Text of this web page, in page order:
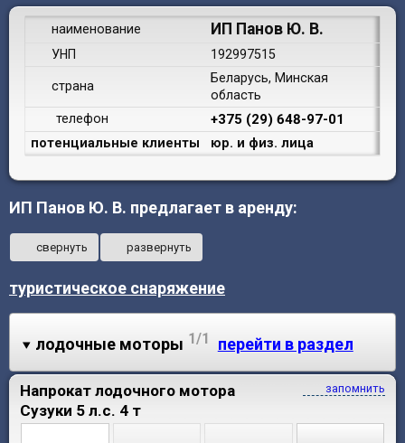
наименование ИП Панов Ю. В.
УНП 192997515
страна
Беларусь, Минская
область
телефон
+375 (29) 648-97-01
потенциальные клиенты юр. и физ. лица
ИП Панов Ю. В. предлагает в аренду:
свернуть развернуть
туристическое снаряжение
лодочные моторы 1/1 перейти в раздел
запомнить
Напрокат лодочного мотора
Сузуки 5 л.с. 4 т